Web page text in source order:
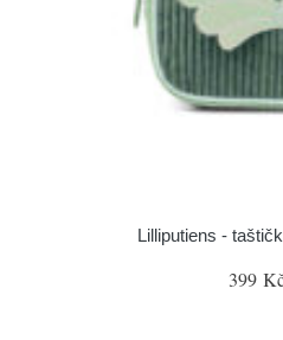
Lilliputiens -
399